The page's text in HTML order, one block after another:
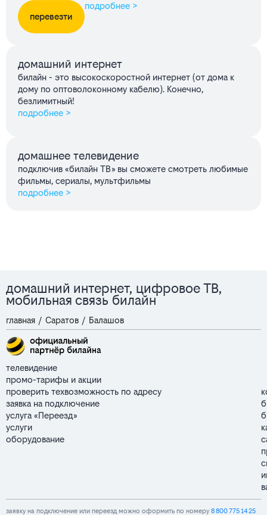
перевезти
подробнее >
домашний интернет
билайн - это высокоскоростной интернет (от дома к
дому по оптоволоконному кабелю). Конечно,
безлимитный!
подробнее >
домашнее телевидение
подключив «билайн ТВ» вы сможете смотреть любимые
фильмы, сериалы, мультфильмы
подробнее >
домашний интернет, цифровое ТВ,
мобильная связь билайн
главная / Саратов / Балашов
телевидение
промо-тарифы и акции
проверить техвозможность по адресу
заявка на подключение
услуга «Переезд»
услуги
оборудование
заявку на подключение или переезд можно оформить по номеру 8 800 775 14 25